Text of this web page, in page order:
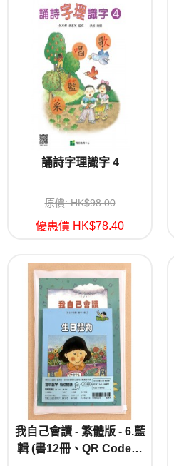
誦詩字理識字 4
原價: HK$98.00
優惠價 HK$78.40
我自己會讀 - 繁體版 - 6.藍
輯 (書12冊、QR Code故